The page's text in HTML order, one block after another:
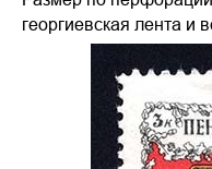
георгиевская лента и